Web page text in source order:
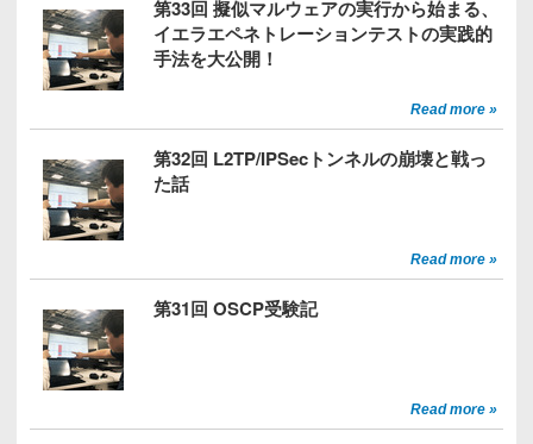
第33回 擬似マルウェアの実行から始まる、
イエラエペネトレーションテストの実践的
手法を大公開！
Read more »
第32回 L2TP/IPSecトンネルの崩壊と戦っ
た話
Read more »
第31回 OSCP受験記
Read more »